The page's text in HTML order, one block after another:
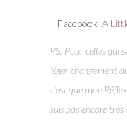
– Facebook :A
PS: Pour celles qui
léger changement
c’est que mon
suis pas encore